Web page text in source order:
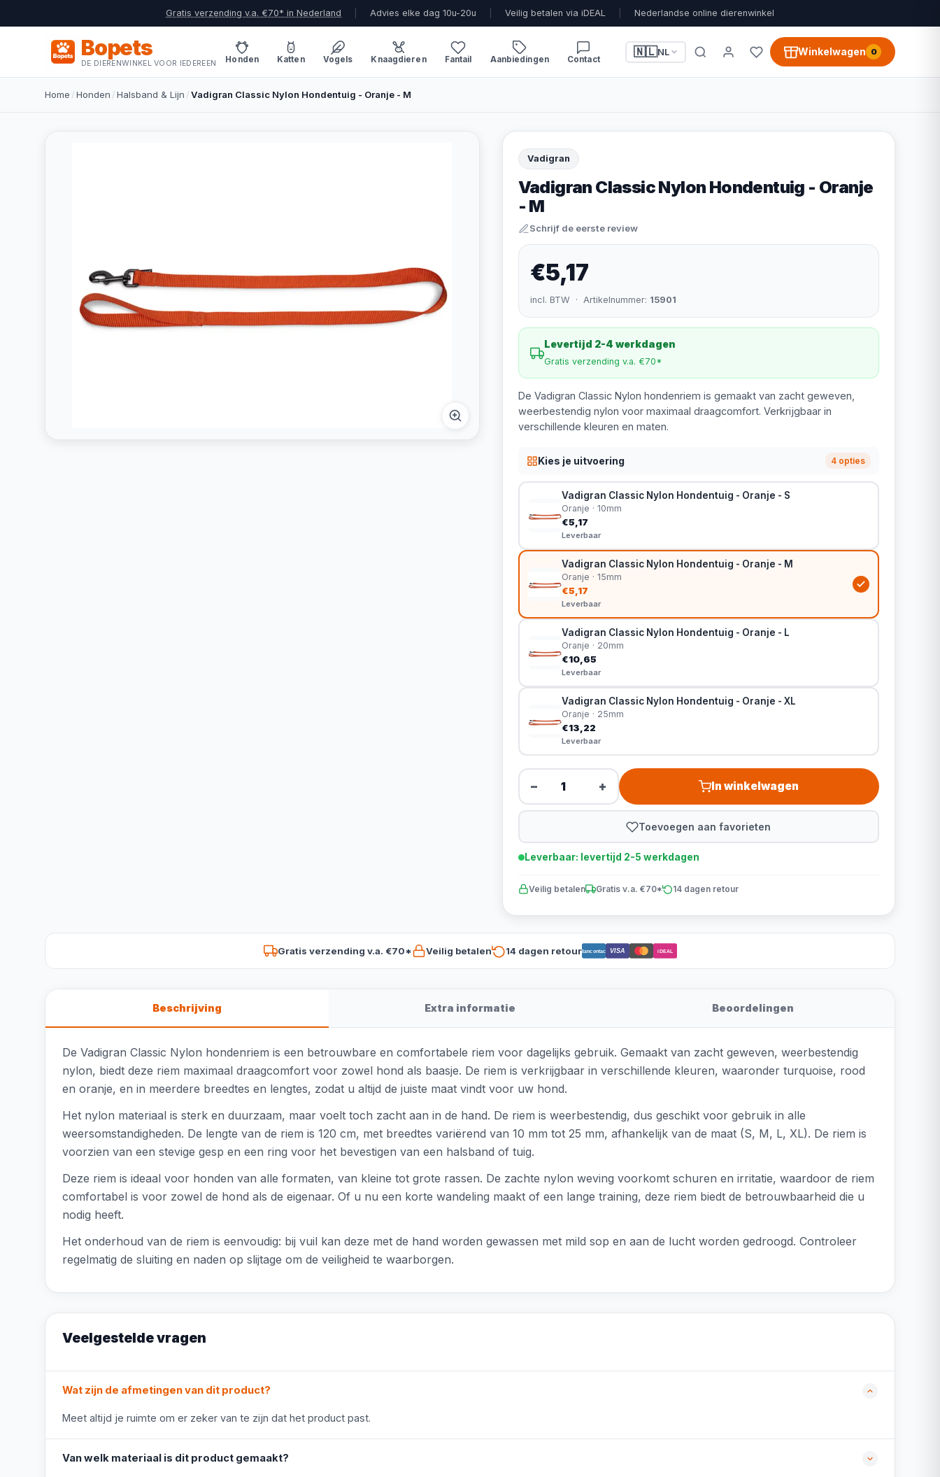
Gratis verzending v.a. €70* in Nederland Advies elke dag 10u-20u Veilig betalen via iDEAL Nederlandse online dierenwinkel
Bopets
DE DIERENWINKEL VOOR IEDEREEN Honden Katten Vogels Knaagdieren Fantail Aanbiedingen Contact
🇳🇱NL Winkelwagen 0
Home /Honden /Halsband & Lijn /Vadigran Classic Nylon Hondentuig - Oranje - M
Vadigran
Vadigran Classic Nylon Hondentuig - Oranje
- M
Schrijf de eerste review
€5,17
incl. BTW · Artikelnummer: 15901
Levertijd 2-4 werkdagen
Gratis verzending v.a. €70*
De Vadigran Classic Nylon hondenriem is gemaakt van zacht geweven,
weerbestendig nylon voor maximaal draagcomfort. Verkrijgbaar in
verschillende kleuren en maten.
Kies je uitvoering 4 opties
Vadigran Classic Nylon Hondentuig - Oranje - S
Oranje · 10mm
€5,17
Leverbaar
Vadigran Classic Nylon Hondentuig - Oranje - M
Oranje · 15mm
€5,17
Leverbaar
Vadigran Classic Nylon Hondentuig - Oranje - L
Oranje · 20mm
€10,65
Leverbaar
Vadigran Classic Nylon Hondentuig - Oranje - XL
Oranje · 25mm
€13,22
Leverbaar
− + In winkelwagen
Toevoegen aan favorieten
Leverbaar: levertijd 2-5 werkdagen
Veilig betalen Gratis v.a. €70* 14 dagen retour
Gratis verzending v.a. €70* Veilig betalen 14 dagen retourBancontact VISA iDEAL
Beschrijving Extra informatie Beoordelingen
De Vadigran Classic Nylon hondenriem is een betrouwbare en comfortabele riem voor dagelijks gebruik. Gemaakt van zacht geweven, weerbestendig
nylon, biedt deze riem maximaal draagcomfort voor zowel hond als baasje. De riem is verkrijgbaar in verschillende kleuren, waaronder turquoise, rood
en oranje, en in meerdere breedtes en lengtes, zodat u altijd de juiste maat vindt voor uw hond.
Het nylon materiaal is sterk en duurzaam, maar voelt toch zacht aan in de hand. De riem is weerbestendig, dus geschikt voor gebruik in alle
weersomstandigheden. De lengte van de riem is 120 cm, met breedtes variërend van 10 mm tot 25 mm, afhankelijk van de maat (S, M, L, XL). De riem is
voorzien van een stevige gesp en een ring voor het bevestigen van een halsband of tuig.
Deze riem is ideaal voor honden van alle formaten, van kleine tot grote rassen. De zachte nylon weving voorkomt schuren en irritatie, waardoor de riem
comfortabel is voor zowel de hond als de eigenaar. Of u nu een korte wandeling maakt of een lange training, deze riem biedt de betrouwbaarheid die u
nodig heeft.
Het onderhoud van de riem is eenvoudig: bij vuil kan deze met de hand worden gewassen met mild sop en aan de lucht worden gedroogd. Controleer
regelmatig de sluiting en naden op slijtage om de veiligheid te waarborgen.
Veelgestelde vragen
Wat zijn de afmetingen van dit product?
Meet altijd je ruimte om er zeker van te zijn dat het product past.
Van welk materiaal is dit product gemaakt?